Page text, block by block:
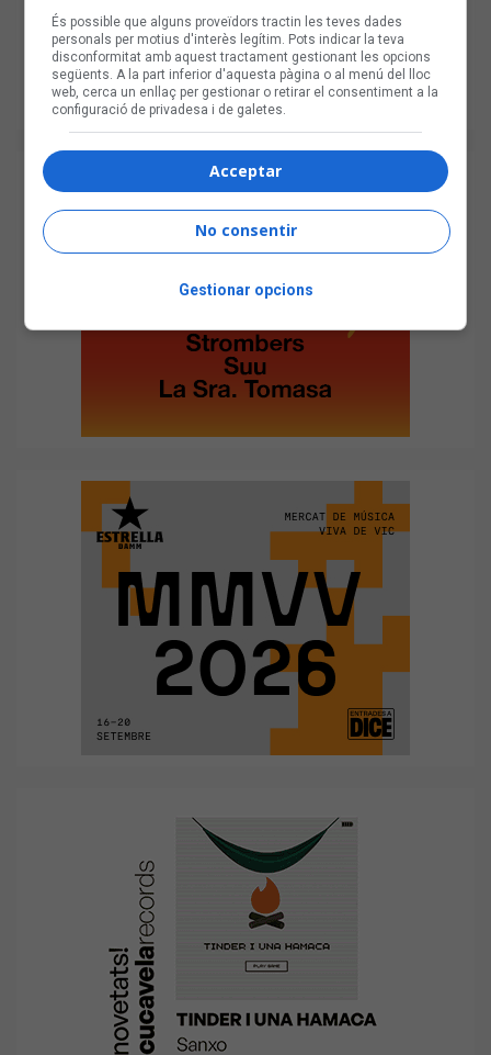
És possible que alguns proveïdors tractin les teves dades
personals per motius d'interès legítim. Pots indicar la teva
disconformitat amb aquest tractament gestionant les opcions
següents. A la part inferior d'aquesta pàgina o al menú del lloc
web, cerca un enllaç per gestionar o retirar el consentiment a la
configuració de privadesa i de galetes.
Acceptar
No consentir
Gestionar opcions